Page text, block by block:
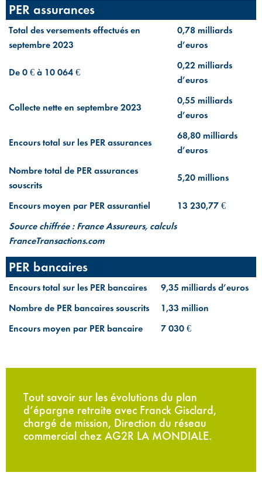
PER assurances
Total des versements effectués en
septembre 2023
0,78 milliards
d’euros
De 0 € à 10 064 €
0,22 milliards
d’euros
Collecte nette en septembre 2023
0,55 milliards
d’euros
Encours total sur les PER assurances
68,80 milliards
d’euros
Nombre total de PER assurances
souscrits
5,20 millions
Encours moyen par PER assurantiel
13 230,77 €
Source chiffrée : France Assureurs, calculs
FranceTransactions.com
PER bancaires
Encours total sur les PER bancaires
9,35 milliards d’euros
Nombre de PER bancaires souscrits
1,33 million
Encours moyen par PER bancaire
7 030 €
Tout savoir sur les évolutions du plan
d’épargne retraite avec Franck Gisclard,
chargé de mission, Direction du réseau
commercial chez AG2R LA MONDIALE.